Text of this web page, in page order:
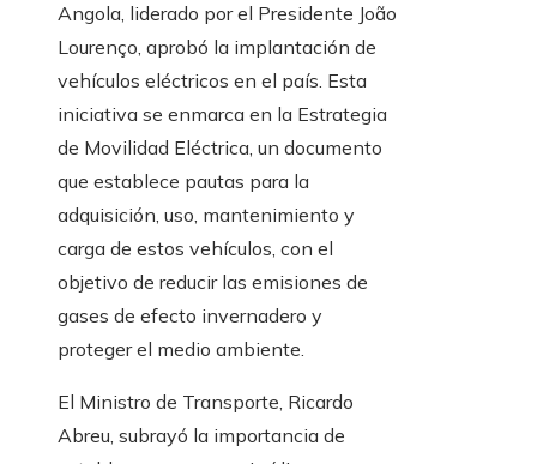
Angola, liderado por el Presidente João
Lourenço, aprobó la implantación de
vehículos eléctricos en el país. Esta
iniciativa se enmarca en la Estrategia
de Movilidad Eléctrica, un documento
que establece pautas para la
adquisición, uso, mantenimiento y
carga de estos vehículos, con el
objetivo de reducir las emisiones de
gases de efecto invernadero y
proteger el medio ambiente.
El Ministro de Transporte, Ricardo
Abreu, subrayó la importancia de